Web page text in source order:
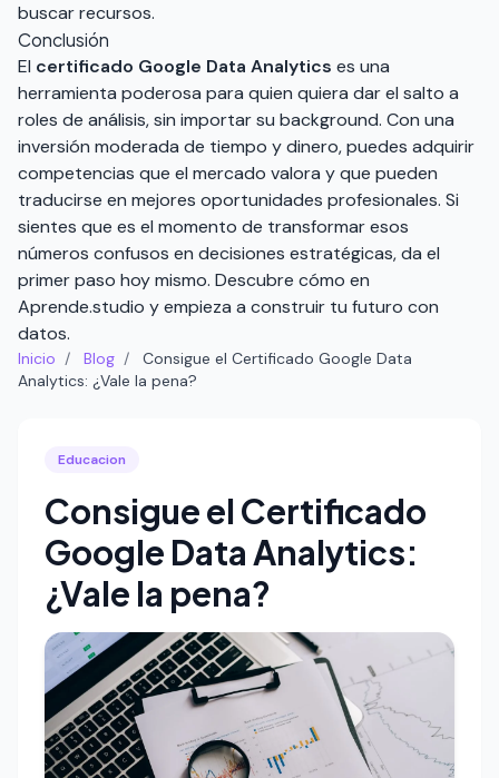
buscar recursos.
Conclusión
El certificado Google Data Analytics es una
herramienta poderosa para quien quiera dar el salto a
roles de análisis, sin importar su background. Con una
inversión moderada de tiempo y dinero, puedes adquirir
competencias que el mercado valora y que pueden
traducirse en mejores oportunidades profesionales. Si
sientes que es el momento de transformar esos
números confusos en decisiones estratégicas, da el
primer paso hoy mismo. Descubre cómo en
Aprende.studio y empieza a construir tu futuro con
datos.
Inicio / Blog /
Consigue el Certificado Google Data
Analytics: ¿Vale la pena?
Educacion
Consigue el Certificado
Google Data Analytics:
¿Vale la pena?